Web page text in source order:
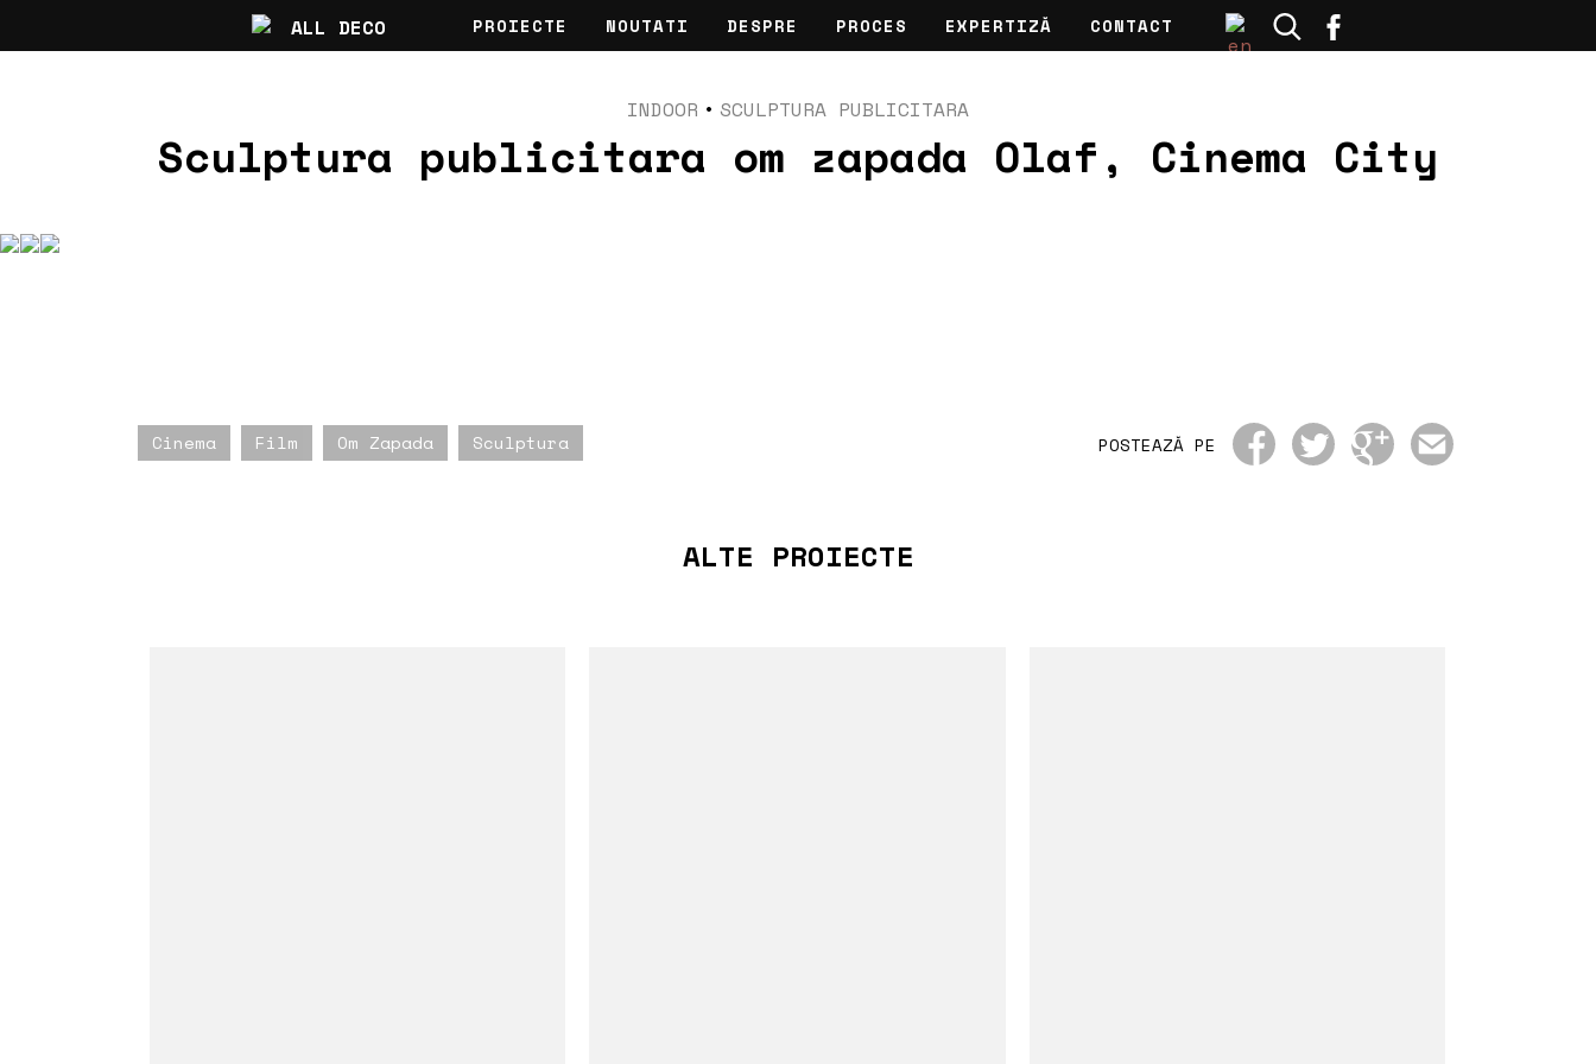
PROIECTE NOUTATI DESPRE PROCES EXPERTIZĂ CONTACT
INDOOR • SCULPTURA PUBLICITARA
Sculptura publicitara om zapada Olaf, Cinema City
Cinema Film Om Zapada Sculptura POSTEAZĂ PE
ALTE PROIECTE